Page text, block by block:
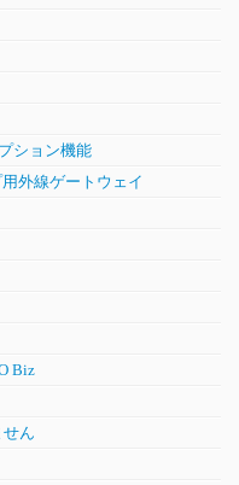
ション機能
外線ゲートウェイ
Biz
ん